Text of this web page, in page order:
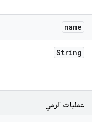
name
String
عمليات الرمي